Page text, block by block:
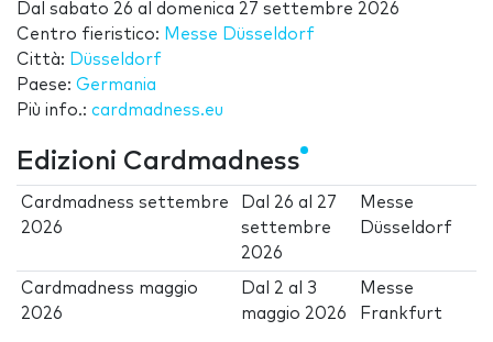
Dal sabato 26 al domenica 27 settembre 2026
Centro fieristico: Messe Düsseldorf
Città: Düsseldorf
Paese: Germania
Più info.: cardmadness.eu
Edizioni Cardmadness
Cardmadness settembre
2026
Dal 26 al 27
settembre
2026
Messe
Düsseldorf
Cardmadness maggio
2026
Dal 2 al 3
maggio 2026
Messe
Frankfurt